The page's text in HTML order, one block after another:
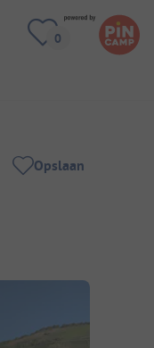
Opslaan